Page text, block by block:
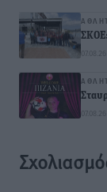
07.08.26
07.08.26